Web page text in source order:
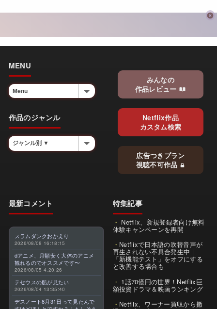
MENU
作品のジャンル
みんなの
作品レビュー
Netflix作品
カスタム検索
広告つきプラン
視聴不可作品
最新コメント
スラムダンクおかえり
2026/08/08 16:18:15
dアニメ、月額安く大体のアニメ
観れるのでオススメです〜
2026/08/05 4:20:26
テセウスの船が見たい
2026/08/04 13:35:40
デスノート8月31日って見たんで
特集記事
Netflix、新規登録者向け無料
体験キャンペーンを再開
Netflixで日本語の吹替音声が
再生されない不具合発生中｜
「新機能テスト」をオフにする
と改善する場合も
1話70億円の世界！Netflix巨
額投資ドラマ＆映画ランキング
Netflix、ワーナー買収から撤